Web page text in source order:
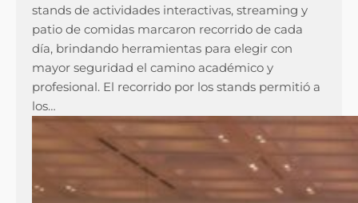
stands de actividades interactivas, streaming y
patio de comidas marcaron recorrido de cada
día, brindando herramientas para elegir con
mayor seguridad el camino académico y
profesional. El recorrido por los stands permitió a
los…